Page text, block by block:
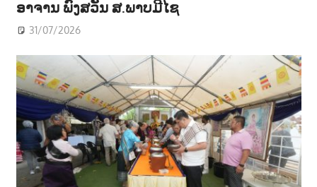
ອາຈານ ພົງສວັນ ສ.ພາບມີໄຊ
31/07/2026